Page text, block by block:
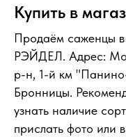
Купить в
Продаём саженцы
РЭЙДЕЛ. Адрес:
р-н, 1-й км
Бронницы.
узнать наличие
прислать фото или